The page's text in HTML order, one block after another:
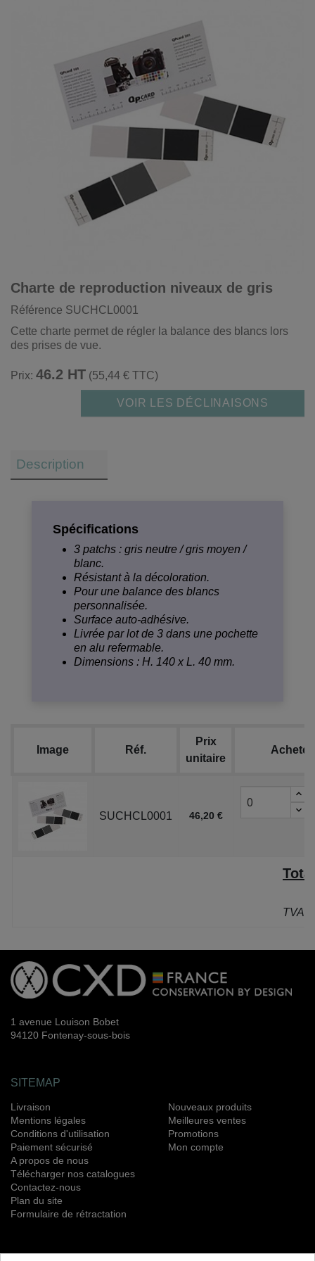
Charte de reproduction niveaux de gris
Référence SUCHCL0001
Cette charte permet de régler la balance des blancs lors
des prises de vue.
Prix: 46.2 HT (55,44 € TTC)
VOIR LES DÉCLINAISONS
Description
Spécifications
3 patchs : gris neutre / gris moyen /
blanc.
Résistant à la décoloration.
Pour une balance des blancs
personnalisée.
Surface auto-adhésive.
Livrée par lot de 3 dans une pochette
en alu refermable.
Dimensions : H. 140 x L. 40 mm.
Image Réf.
Prix
unitaire
Acheter
SUCHCL0001 46,20 €
Total
TVA:
1 avenue Louison Bobet
94120 Fontenay-sous-bois
SITEMAP
Livraison
Mentions légales
Conditions d'utilisation
Paiement sécurisé
A propos de nous
Télécharger nos catalogues
Contactez-nous
Plan du site
Formulaire de rétractation
Nouveaux produits
Meilleures ventes
Promotions
Mon compte